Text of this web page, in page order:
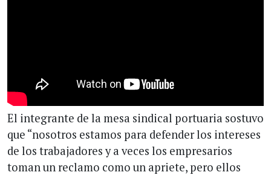
El integrante de la mesa sindical portuaria sostuvo
que “nosotros estamos para defender los intereses
de los trabajadores y a veces los empresarios
toman un reclamo como un apriete, pero ellos